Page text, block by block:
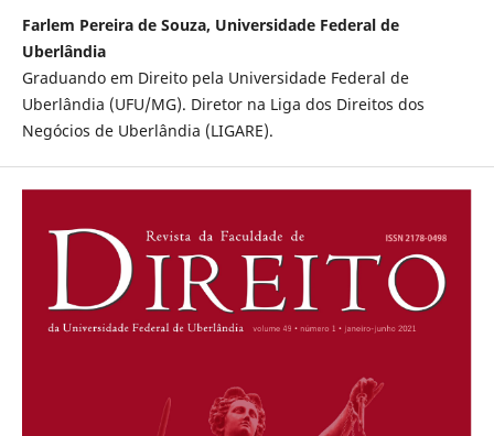
Farlem Pereira de Souza, Universidade Federal de
Uberlândia
Graduando em Direito pela Universidade Federal de
Uberlândia (UFU/MG). Diretor na Liga dos Direitos dos
Negócios de Uberlândia (LIGARE).